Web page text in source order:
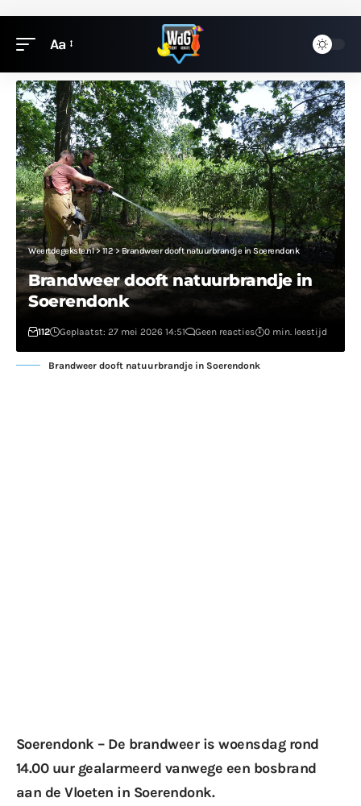
Aa
Weertdegekste.nl>112>Brandweer dooft natuurbrandje in Soerendonk
Brandweer dooft natuurbrandje in
Soerendonk
112 Geplaatst: 27 mei 2026 14:51 Geen reacties 0 min. leestijd
Brandweer dooft natuurbrandje in Soerendonk
Soerendonk – De brandweer is woensdag rond
14.00 uur gealarmeerd vanwege een bosbrand
aan de Vloeten in Soerendonk.